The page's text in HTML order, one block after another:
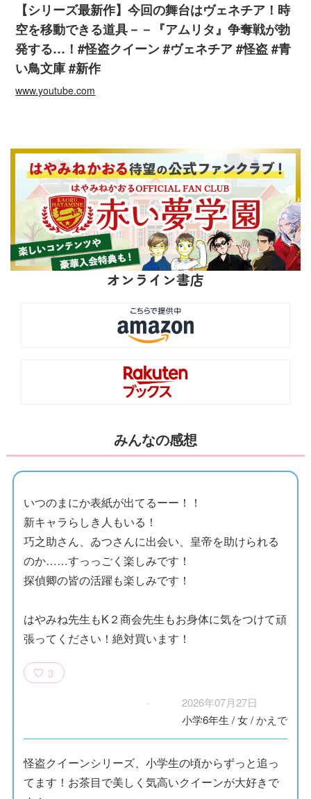
【シリーズ最新作】今回の舞台はヴェネチア！時
空を移動できる道具－－『アムリタ』争奪戦が勃
発する…！#怪盗クイーン #ヴェネチア #怪盗 #青
い鳥文庫 #新作
www.youtube.com
オンライン書店
みんなの感想
いつのまにか表紙が出てるーー！！
新キャラらしき人もいる！
巧之助さん、ゐつさんに出会い、皇帝を助けられる
のか……すっっごく楽しみです！
探偵卿の皆の活躍も楽しみです！
はやみね先生もK２商会先生もお身体に気をつけて頑
張ってください！絶対買います！
3
2026年07月27日
小学6年生 /女/かえで
怪盗クイーンシリーズ、小学生の頃からずっと追っ
てます！お茶目で美しく気高いクイーンが大好きで